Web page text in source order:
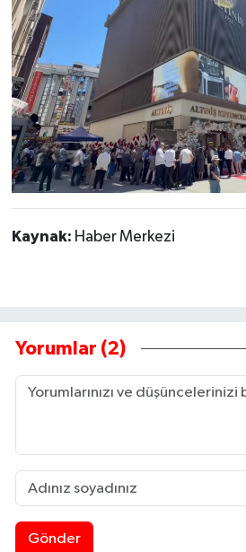
Kaynak: Haber Merkezi
Yorumlar (2)
Gönder